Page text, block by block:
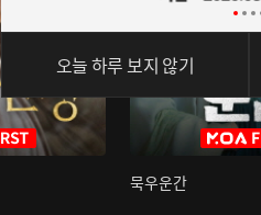
묵우운간
오늘 하루 보지 않기